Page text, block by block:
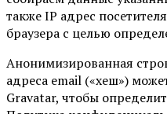
также IP адрес
браузера с целью
Анонимизированная
адреса email («хеш»)
Gravatar, чтобы